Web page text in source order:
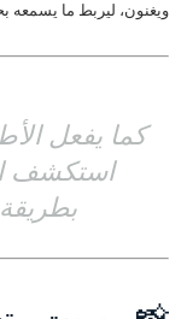
ويغنون، ليربط ما يسمعه
كما يفعل
استكشف
بطريقة